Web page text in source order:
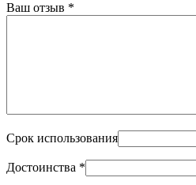
Ваш отзыв *
Срок использования
Достоинства *